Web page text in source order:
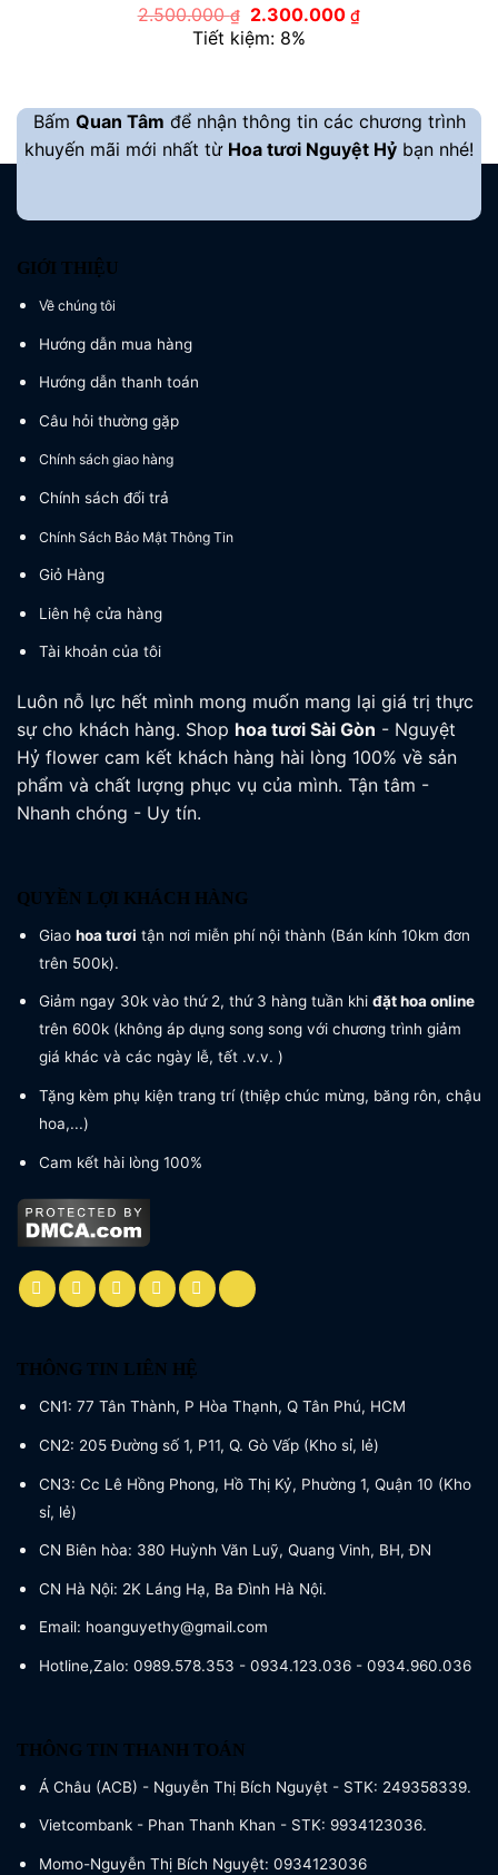
2.500.000₫
Giá
gốc
là:
2.300.000₫Giá
Tiết kiệm: 8%
Bấm Quan Tâm để nhận thông tin các chương trình
khuyến mãi mới nhất từ Hoa tươi Nguyệt Hỷ bạn nhé!
GIỚI THIỆU
Về chúng tôi
Hướng dẫn mua hàng
Hướng dẫn thanh toán
Câu hỏi thường gặp
Chính sách giao hàng
Chính sách đổi trả
Chính Sách Bảo Mật Thông Tin
Giỏ Hàng
Liên hệ cửa hàng
Tài khoản của tôi
Luôn nỗ lực hết mình mong muốn mang lại giá trị thực
sự cho khách hàng. Shop hoa tươi Sài Gòn - Nguyệt
Hỷ flower cam kết khách hàng hài lòng 100% về sản
phẩm và chất lượng phục vụ của mình. Tận tâm -
Nhanh chóng - Uy tín.
QUYỀN LỢI KHÁCH HÀNG
Giao hoa tươi tận nơi miễn phí nội thành (Bán kính 10km đơn
trên 500k).
Giảm ngay 30k vào thứ 2, thứ 3 hàng tuần khi đặt hoa online
trên 600k (không áp dụng song song với chương trình giảm
giá khác và các ngày lễ, tết .v.v. )
Tặng kèm phụ kiện trang trí (thiệp chúc mừng, băng rôn, chậu
hoa,...)
Cam kết hài lòng 100%
THÔNG TIN LIÊN HỆ
CN1: 77 Tân Thành, P Hòa Thạnh, Q Tân Phú, HCM
CN2: 205 Đường số 1, P11, Q. Gò Vấp (Kho sỉ, lẻ)
CN3: Cc Lê Hồng Phong, Hồ Thị Kỷ, Phường 1, Quận 10 (Kho
sỉ, lẻ)
CN Biên hòa: 380 Huỳnh Văn Luỹ, Quang Vinh, BH, ĐN
CN Hà Nội: 2K Láng Hạ, Ba Đình Hà Nội.
Email: hoanguyethy@gmail.com
Hotline,Zalo: 0989.578.353 - 0934.123.036 - 0934.960.036
THÔNG TIN THANH TOÁN
Á Châu (ACB) - Nguyễn Thị Bích Nguyệt - STK: 249358339.
Vietcombank - Phan Thanh Khan - STK: 9934123036.
Momo-Nguyễn Thị Bích Nguyệt: 0934123036